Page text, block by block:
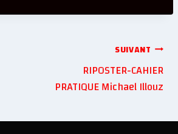
SUIVANT
RIPOSTER-CAHIER
PRATIQUE Michael Illouz